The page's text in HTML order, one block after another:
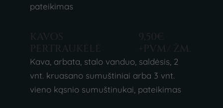
pateikimas
KAVOS
PERTRAUKĖLĖ
9,50€
+PVM/ ŽM.
Kava, arbata, stalo vanduo, saldėsis, 2
vnt. kruasano sumuštiniai arba 3 vnt.
vieno kąsnio sumuštinukai, pateikimas